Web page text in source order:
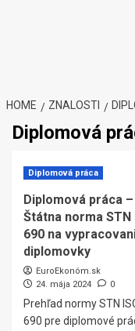
HOME ZNALOSTI
Diplomová
Diplomová práca
Diplomová práca –
Štátna norma STN
690 na
diplomovky
EuroEkonóm.sk
24. mája 2024
0
Prehľad normy STN
690 pre diplomové